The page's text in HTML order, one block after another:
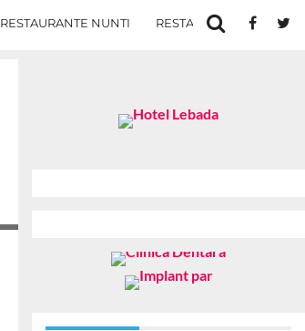
RESTAURANTE NUNTI RESTAURANTE IN IASI